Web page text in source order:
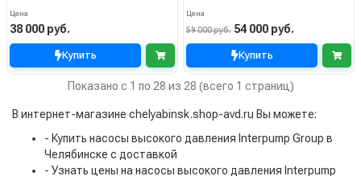
Цена
38 000 руб.
Купить
Цена
59 000 руб. 54 000 руб.
Купить
Показано с 1 по 28 из 28 (всего 1 страниц)
В интернет-магазине chelyabinsk.shop-avd.ru Вы можете:
- Купить насосы высокого давления Interpump Group в
Челябинске с доставкой
- Узнать цены на насосы высокого давления Interpump